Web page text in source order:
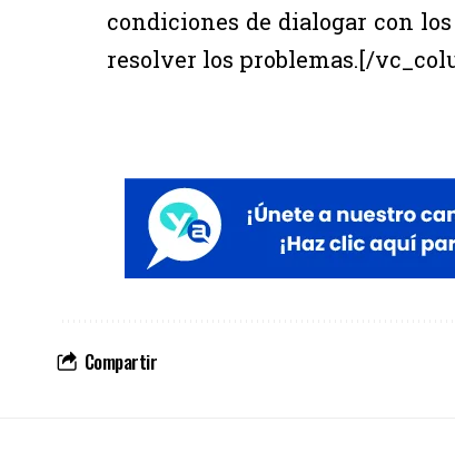
condiciones de dialogar con
resolver los problemas.[/
Compartir